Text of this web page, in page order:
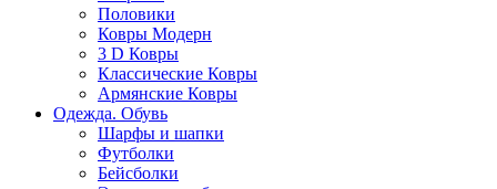
Половики
Ковры Модерн
3 D Ковры
Классические Ковры
Армянские Ковры
Одежда. Обувь
Шарфы и шапки
Футболки
Бейсболки